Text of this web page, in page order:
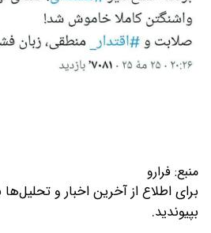
منبع: فرارو
برای اطلاع از آخرین اخبار و
بپیوندید.